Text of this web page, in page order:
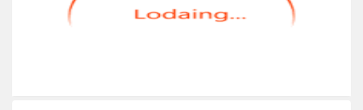
欢迎使用日志记录器插件：logger-spring-boot-starter